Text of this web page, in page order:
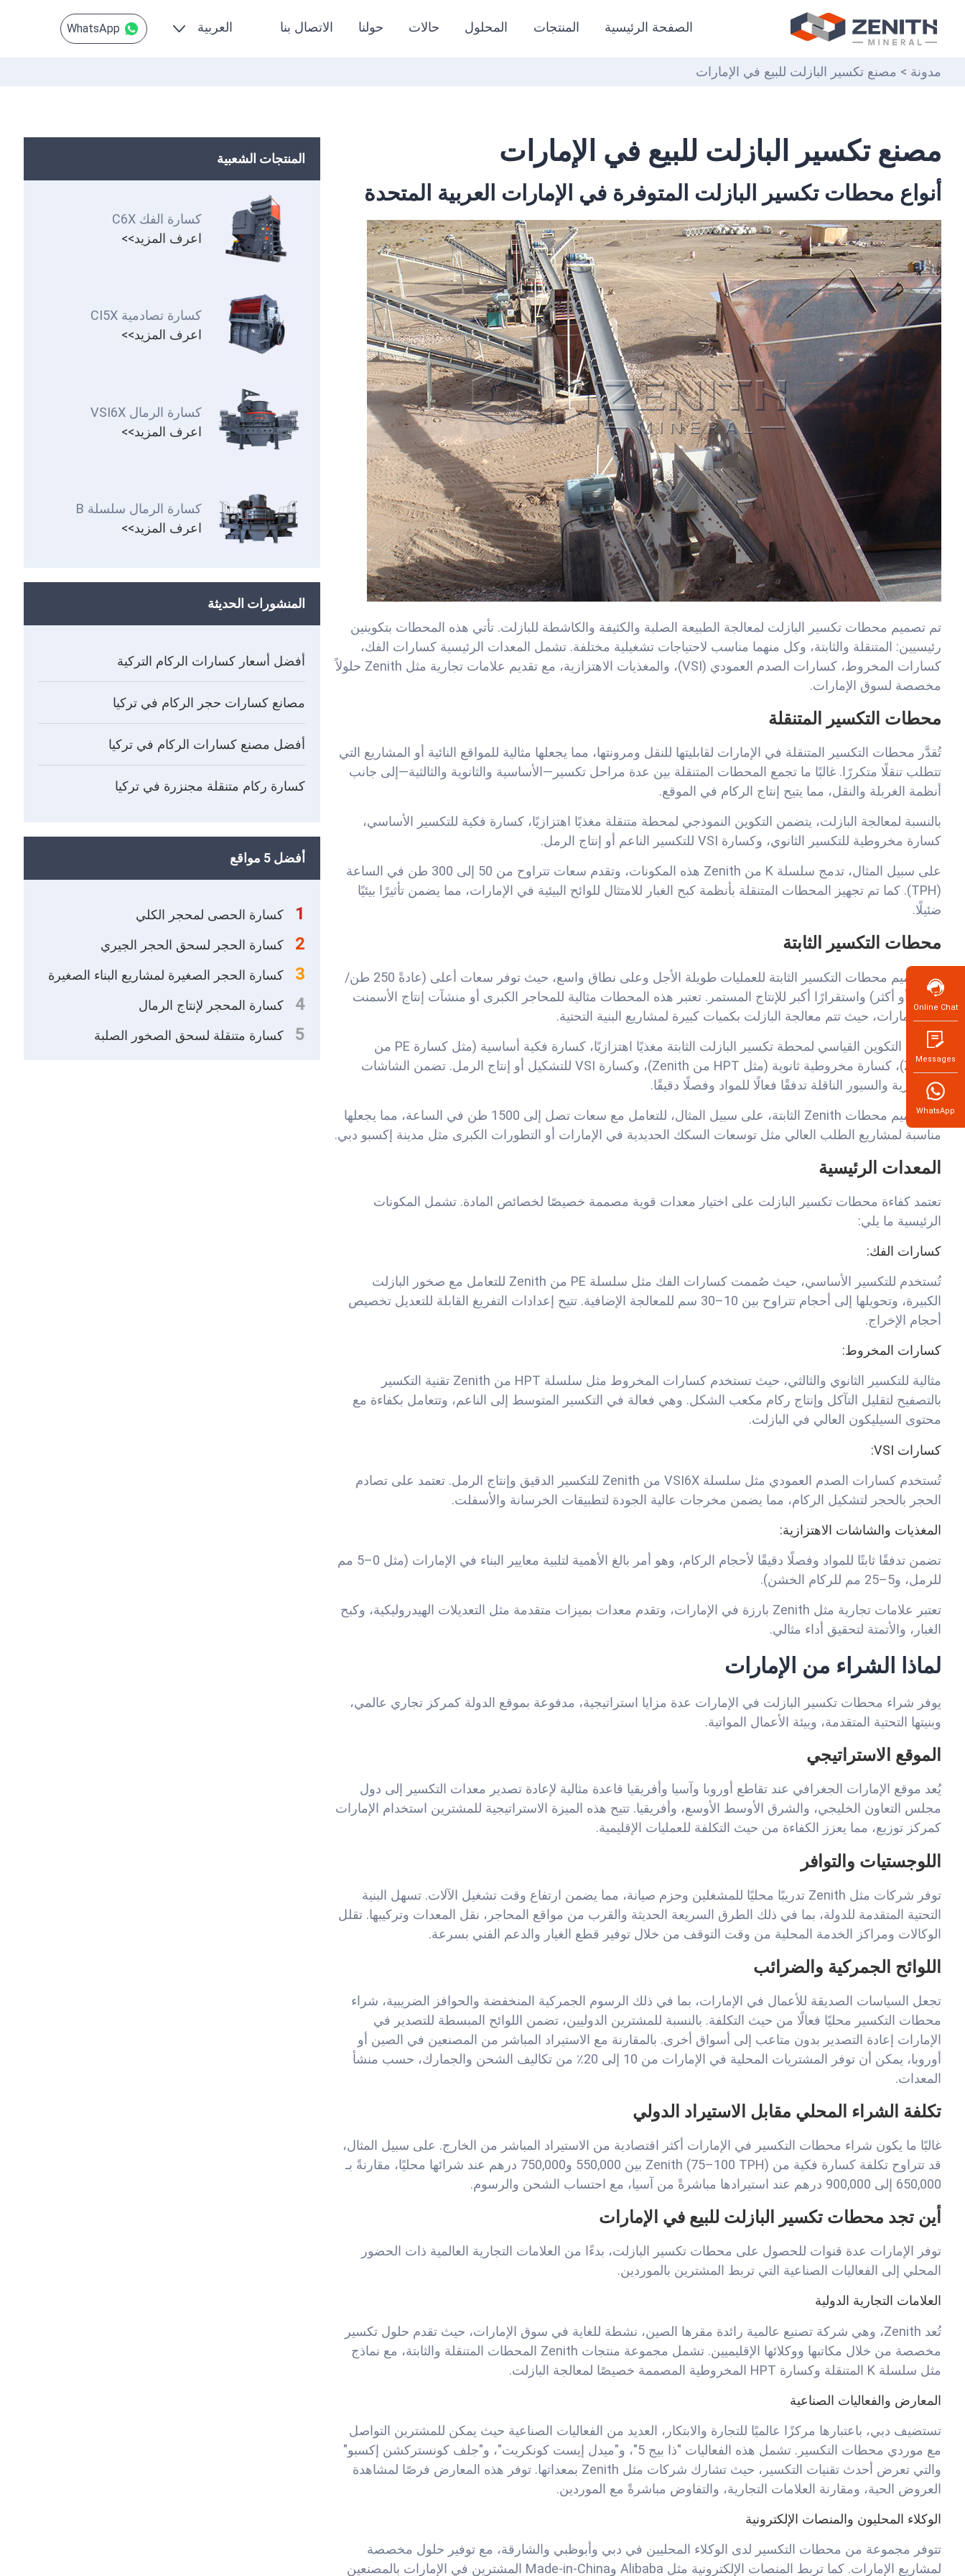
الصفحة الرئيسية المنتجات المحلول حالات حولنا الاتصال بنا العربية
مدونة > مصنع تكسير البازلت للبيع في الإمارات
مصنع تكسير البازلت للبيع في الإمارات
أنواع محطات تكسير البازلت المتوفرة في الإمارات العربية المتحدة
تم تصميم محطات تكسير البازلت لمعالجة الطبيعة الصلبة والكثيفة والكاشطة للبازلت. تأتي هذه المحطات بتكوينين
رئيسيين: المتنقلة والثابتة، وكل منهما مناسب لاحتياجات تشغيلية مختلفة. تشمل المعدات الرئيسية كسارات الفك،
كسارات المخروط، كسارات الصدم العمودي (VSI)، والمغذيات الاهتزازية، مع تقديم علامات تجارية مثل Zenith حلولاً
مخصصة لسوق الإمارات.
محطات التكسير المتنقلة
تُقدَّر محطات التكسير المتنقلة في الإمارات لقابليتها للنقل ومرونتها، مما يجعلها مثالية للمواقع النائية أو المشاريع التي
تتطلب تنقلًا متكررًا. غالبًا ما تجمع المحطات المتنقلة بين عدة مراحل تكسير—الأساسية والثانوية والثالثية—إلى جانب
أنظمة الغربلة والنقل، مما يتيح إنتاج الركام في الموقع.
بالنسبة لمعالجة البازلت، يتضمن التكوين النموذجي لمحطة متنقلة مغذيًا اهتزازيًا، كسارة فكية للتكسير الأساسي،
كسارة مخروطية للتكسير الثانوي، وكسارة VSI للتكسير الناعم أو إنتاج الرمل.
على سبيل المثال، تدمج سلسلة K من Zenith هذه المكونات، وتقدم سعات تتراوح من 50 إلى 300 طن في الساعة
(TPH). كما تم تجهيز المحطات المتنقلة بأنظمة كبح الغبار للامتثال للوائح البيئية في الإمارات، مما يضمن تأثيرًا بيئيًا
ضئيلًا.
محطات التكسير الثابتة
تم تصميم محطات التكسير الثابتة للعمليات طويلة الأجل وعلى نطاق واسع، حيث توفر سعات أعلى (عادةً 250 طن/
ساعة أو أكثر) واستقرارًا أكبر للإنتاج المستمر. تعتبر هذه المحطات مثالية للمحاجر الكبرى أو منشآت إنتاج الأسمنت
في الإمارات، حيث تتم معالجة البازلت بكميات كبيرة لمشاريع البنية التحتية.
يتضمن التكوين القياسي لمحطة تكسير البازلت الثابتة مغذيًا اهتزازيًا، كسارة فكية أساسية (مثل كسارة PE من
Zenith)، كسارة مخروطية ثانوية (مثل HPT من Zenith)، وكسارة VSI للتشكيل أو إنتاج الرمل. تضمن الشاشات
الاهتزازية والسيور الناقلة تدفقًا فعالًا للمواد وفصلًا دقيقًا.
تم تصميم محطات Zenith الثابتة، على سبيل المثال، للتعامل مع سعات تصل إلى 1500 طن في الساعة، مما يجعلها
مناسبة لمشاريع الطلب العالي مثل توسعات السكك الحديدية في الإمارات أو التطورات الكبرى مثل مدينة إكسبو دبي.
المعدات الرئيسية
تعتمد كفاءة محطات تكسير البازلت على اختيار معدات قوية مصممة خصيصًا لخصائص المادة. تشمل المكونات
الرئيسية ما يلي:
كسارات الفك:
تُستخدم للتكسير الأساسي، حيث صُممت كسارات الفك مثل سلسلة PE من Zenith للتعامل مع صخور البازلت
الكبيرة، وتحويلها إلى أحجام تتراوح بين 10–30 سم للمعالجة الإضافية. تتيح إعدادات التفريغ القابلة للتعديل تخصيص
أحجام الإخراج.
كسارات المخروط:
مثالية للتكسير الثانوي والثالثي، حيث تستخدم كسارات المخروط مثل سلسلة HPT من Zenith تقنية التكسير
بالتصفيح لتقليل التآكل وإنتاج ركام مكعب الشكل. وهي فعالة في التكسير المتوسط إلى الناعم، وتتعامل بكفاءة مع
محتوى السيليكون العالي في البازلت.
كسارات VSI :
تُستخدم كسارات الصدم العمودي مثل سلسلة VSI6X من Zenith للتكسير الدقيق وإنتاج الرمل. تعتمد على تصادم
الحجر بالحجر لتشكيل الركام، مما يضمن مخرجات عالية الجودة لتطبيقات الخرسانة والأسفلت.
المغذيات والشاشات الاهتزازية:
تضمن تدفقًا ثابتًا للمواد وفصلًا دقيقًا لأحجام الركام، وهو أمر بالغ الأهمية لتلبية معايير البناء في الإمارات (مثل 0–5 مم
للرمل، و5–25 مم للركام الخشن).
تعتبر علامات تجارية مثل Zenith بارزة في الإمارات، وتقدم معدات بميزات متقدمة مثل التعديلات الهيدروليكية، وكبح
الغبار، والأتمتة لتحقيق أداء مثالي.
لماذا الشراء من الإمارات
يوفر شراء محطات تكسير البازلت في الإمارات عدة مزايا استراتيجية، مدفوعة بموقع الدولة كمركز تجاري عالمي،
وبنيتها التحتية المتقدمة، وبيئة الأعمال المواتية.
الموقع الاستراتيجي
يُعد موقع الإمارات الجغرافي عند تقاطع أوروبا وآسيا وأفريقيا قاعدة مثالية لإعادة تصدير معدات التكسير إلى دول
مجلس التعاون الخليجي، والشرق الأوسط الأوسع، وأفريقيا. تتيح هذه الميزة الاستراتيجية للمشترين استخدام الإمارات
كمركز توزيع، مما يعزز الكفاءة من حيث التكلفة للعمليات الإقليمية.
اللوجستيات والتوافر
توفر شركات مثل Zenith تدريبًا محليًا للمشغلين وحزم صيانة، مما يضمن ارتفاع وقت تشغيل الآلات. تسهل البنية
التحتية المتقدمة للدولة، بما في ذلك الطرق السريعة الحديثة والقرب من مواقع المحاجر، نقل المعدات وتركيبها. تقلل
الوكالات ومراكز الخدمة المحلية من وقت التوقف من خلال توفير قطع الغيار والدعم الفني بسرعة.
اللوائح الجمركية والضرائب
تجعل السياسات الصديقة للأعمال في الإمارات، بما في ذلك الرسوم الجمركية المنخفضة والحوافز الضريبية، شراء
محطات التكسير محليًا فعالًا من حيث التكلفة. بالنسبة للمشترين الدوليين، تضمن اللوائح المبسطة للتصدير في
الإمارات إعادة التصدير بدون متاعب إلى أسواق أخرى. بالمقارنة مع الاستيراد المباشر من المصنعين في الصين أو
أوروبا، يمكن أن توفر المشتريات المحلية في الإمارات من 10 إلى 20٪ من تكاليف الشحن والجمارك، حسب منشأ
المعدات.
تكلفة الشراء المحلي مقابل الاستيراد الدولي
غالبًا ما يكون شراء محطات التكسير في الإمارات أكثر اقتصادية من الاستيراد المباشر من الخارج. على سبيل المثال،
قد تتراوح تكلفة كسارة فكية من Zenith (75–100 TPH) بين 550,000 و750,000 درهم عند شرائها محليًا، مقارنةً بـ
650,000 إلى 900,000 درهم عند استيرادها مباشرةً من آسيا، مع احتساب الشحن والرسوم.
أين تجد محطات تكسير البازلت للبيع في الإمارات
توفر الإمارات عدة قنوات للحصول على محطات تكسير البازلت، بدءًا من العلامات التجارية العالمية ذات الحضور
المحلي إلى الفعاليات الصناعية التي تربط المشترين بالموردين.
العلامات التجارية الدولية
تُعد Zenith، وهي شركة تصنيع عالمية رائدة مقرها الصين، نشطة للغاية في سوق الإمارات، حيث تقدم حلول تكسير
مخصصة من خلال مكاتبها ووكلائها الإقليميين. تشمل مجموعة منتجات Zenith المحطات المتنقلة والثابتة، مع نماذج
مثل سلسلة K المتنقلة وكسارة HPT المخروطية المصممة خصيصًا لمعالجة البازلت.
المعارض والفعاليات الصناعية
تستضيف دبي، باعتبارها مركزًا عالميًا للتجارة والابتكار، العديد من الفعاليات الصناعية حيث يمكن للمشترين التواصل
مع موردي محطات التكسير. تشمل هذه الفعاليات "ذا بيج 5"، و"ميدل إيست كونكريت"، و"جلف كونستركشن إكسبو"
والتي تعرض أحدث تقنيات التكسير، حيث تشارك شركات مثل Zenith بمعداتها. توفر هذه المعارض فرصًا لمشاهدة
العروض الحية، ومقارنة العلامات التجارية، والتفاوض مباشرةً مع الموردين.
الوكلاء المحليون والمنصات الإلكترونية
تتوفر مجموعة من محطات التكسير لدى الوكلاء المحليين في دبي وأبوظبي والشارقة، مع توفير حلول مخصصة
لمشاريع الإمارات. كما تربط المنصات الإلكترونية مثل Alibaba وMade-in-China المشترين في الإمارات بالمصنعين
المنتجات الشعبية
كسارة الفك C6X
اعرف المزيد>>
كسارة تصادمية CI5X
اعرف المزيد>>
كسارة الرمال VSI6X
اعرف المزيد>>
كسارة الرمال سلسلة B
اعرف المزيد>>
المنشورات الحديثة
أفضل أسعار كسارات الركام التركية
مصانع كسارات حجر الركام في تركيا
أفضل مصنع كسارات الركام في تركيا
كسارة ركام متنقلة مجنزرة في تركيا
أفضل 5 مواقع
1 كسارة الحصى لمحجر الكلي
2 كسارة الحجر لسحق الحجر الجيري
3 كسارة الحجر الصغيرة لمشاريع البناء الصغيرة
4 كسارة المحجر لإنتاج الرمال
5 كسارة متنقلة لسحق الصخور الصلبة
Online Chat
Messages
WhatsApp